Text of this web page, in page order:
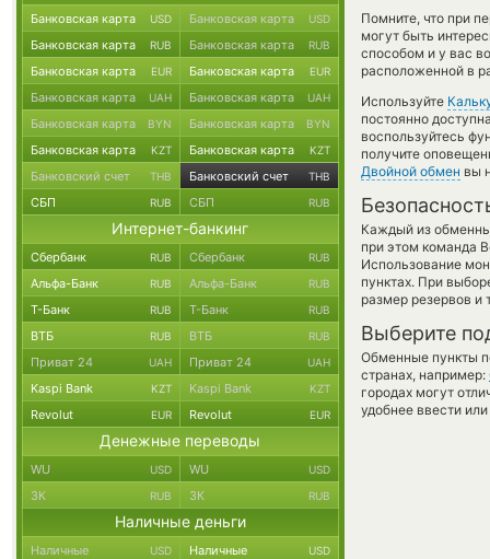
Помните, что при
могут быть
способом и у вас
расположенной в
Используйте
постоянно
воспользуйтесь
получите
Двойной обмен вы
Каждый из
при этом команда
Использование
пунктах. При
размер резервов и
Выберите
Обменные пункты
странах, например:
городах могут
удобнее ввести
Банковская карта USD Банковская карта USD
Банковская карта RUB Банковская карта RUB
Банковская карта EUR Банковская карта EUR
Банковская карта UAH Банковская карта UAH
Банковская карта BYN Банковская карта BYN
Банковская карта KZT Банковская карта KZT
Банковский счет THB Банковский счет THB
СБП RUB СБП RUB
Интернет-банкинг
Сбербанк RUB Сбербанк RUB
Альфа-Банк RUB Альфа-Банк RUB
Т-Банк RUB Т-Банк RUB
ВТБ RUB ВТБ RUB
Приват 24 UAH Приват 24 UAH
Kaspi Bank KZT Kaspi Bank KZT
Revolut EUR Revolut EUR
Денежные переводы
WU USD WU USD
ЗК RUB ЗК RUB
Наличные деньги
Наличные USD Наличные USD